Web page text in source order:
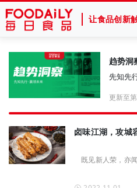
让食品创新
趋势洞
先知先
更新至
卤味江湖，攻城
既见新人荣，亦